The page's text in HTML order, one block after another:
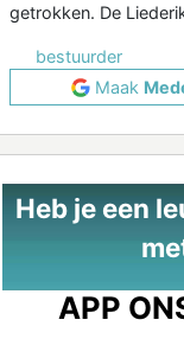
getrokken. De
bestuurder
Maak
Heb je een
APP